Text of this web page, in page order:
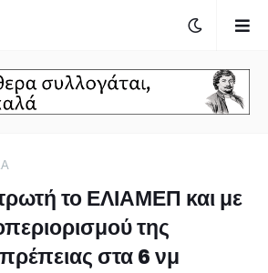
το ΕΛΙΑΜΕΠ και με
της
στα 6 νμ